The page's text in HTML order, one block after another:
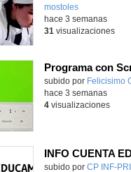
mostoles-
hace 3 semanas
31 visualizaciones
Contenido educativo.
subido por Felicisimo
hace 3 semanas
4visualizaciones
subido por CP INF-